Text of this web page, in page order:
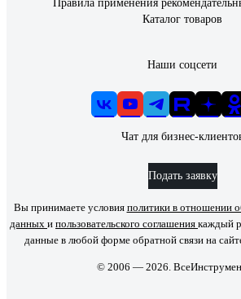
Правила применения
Каталог товаров
Наши соцсети
Чат для бизнес-
Подать заявку
Вы принимаете условия политики в отношении
данных и пользовательского соглашения каждый
данные в любой форме обратной связи на
© 2006 — 2026.